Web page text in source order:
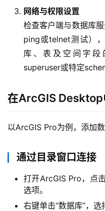
网络与权限设置
检查客户端与数据库
ping或telnet测试）
库、表及空间字段
superuser或特定
在ArcGIS Desktop
以ArcGIS Pro为例，添加
通过目录窗口连接
打开ArcGIS Pro，点
选项。
右键单击“数据库”，选